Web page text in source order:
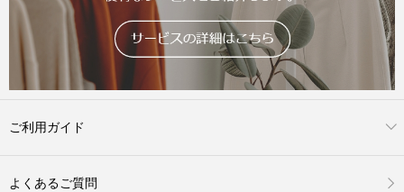
ご利用ガイド
よくあるご質問